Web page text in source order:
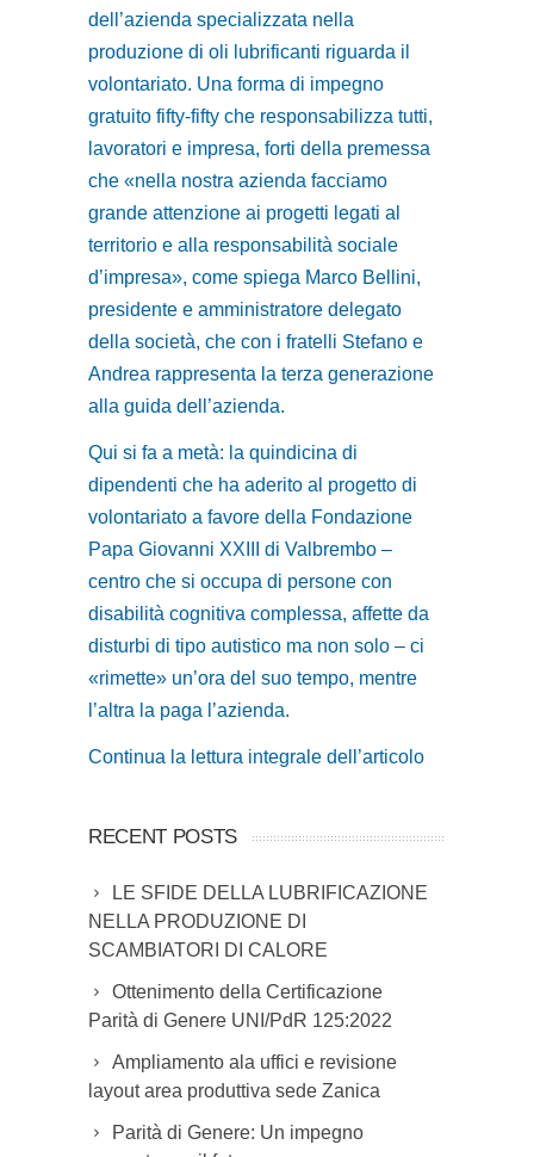
dell’azienda specializzata nella
produzione di oli lubrificanti riguarda il
volontariato. Una forma di impegno
gratuito fifty-fifty che responsabilizza tutti,
lavoratori e impresa, forti della premessa
che «nella nostra azienda facciamo
grande attenzione ai progetti legati al
territorio e alla responsabilità sociale
d’impresa», come spiega Marco Bellini,
presidente e amministratore delegato
della società, che con i fratelli Stefano e
Andrea rappresenta la terza generazione
alla guida dell’azienda.
Qui si fa a metà: la quindicina di
dipendenti che ha aderito al progetto di
volontariato a favore della Fondazione
Papa Giovanni XXIII di Valbrembo –
centro che si occupa di persone con
disabilità cognitiva complessa, affette da
disturbi di tipo autistico ma non solo – ci
«rimette» un’ora del suo tempo, mentre
l’altra la paga l’azienda.
Continua la lettura integrale dell’articolo
RECENT POSTS
LE SFIDE DELLA LUBRIFICAZIONE
NELLA PRODUZIONE DI
SCAMBIATORI DI CALORE
Ottenimento della Certificazione
Parità di Genere UNI/PdR 125:2022
Ampliamento ala uffici e revisione
layout area produttiva sede Zanica
Parità di Genere: Un impegno